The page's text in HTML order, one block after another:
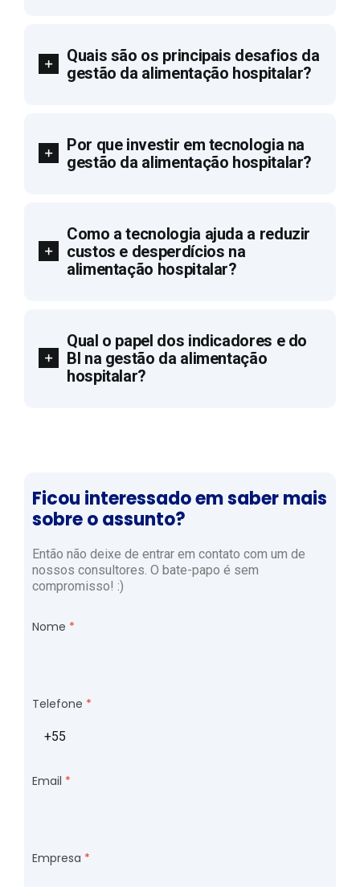
Quais são os principais desafios da
gestão da alimentação hospitalar?
Por que investir em tecnologia na
gestão da alimentação hospitalar?
Como a tecnologia ajuda a reduzir
custos e desperdícios na
alimentação hospitalar?
Qual o papel dos indicadores e do
BI na gestão da alimentação
hospitalar?
Ficou interessado em saber mais
sobre o assunto?
Então não deixe de entrar em contato com um de
nossos consultores. O bate-papo é sem
compromisso! :)
Nome
Telefone
Email
Empresa